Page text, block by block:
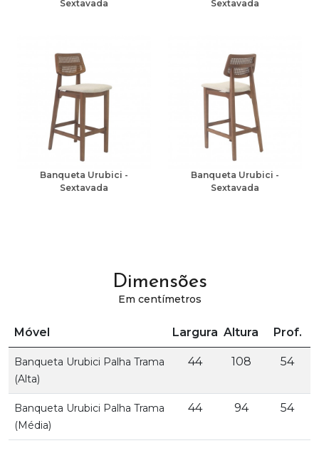
Sextavada Sextavada
Banqueta Urubici -
Sextavada
Banqueta Urubici -
Sextavada
Dimensões
Em centímetros
Móvel Largura Altura Prof.
Banqueta Urubici Palha Trama
(Alta)
44 108 54
Banqueta Urubici Palha Trama
(Média)
44 94 54